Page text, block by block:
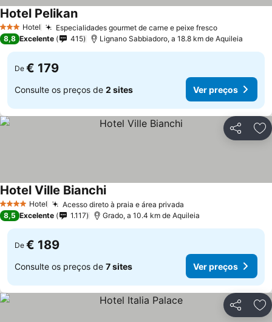
3 EstrelasHotel Especialidades gourmet de carne e peixe fresco
Hotel Pelikan
8,8 Excelente 415 Lignano Sabbiadoro, a 18.8 km de Aquileia
De € 179
Consulte os preços de 2 sites Ver preços
Partilhar
4 EstrelasHotel Acesso direto à praia e área privada
Hotel Ville Bianchi
8,5 Excelente 1.117 Grado, a 10.4 km de Aquileia
De € 189
Consulte os preços de 7 sites Ver preços
Partilhar